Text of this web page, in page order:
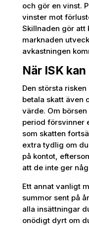
och gör en vinst.
vinster mot
Skillnaden gör att
marknaden
avkastningen
När ISK
Den största
betala skatt även
värde. Om
period försvinner
som skatten
extra tydlig om
på kontot,
att de inte ger
Ett annat vanligt
summor sent på
alla insättningar
onödigt dyrt om